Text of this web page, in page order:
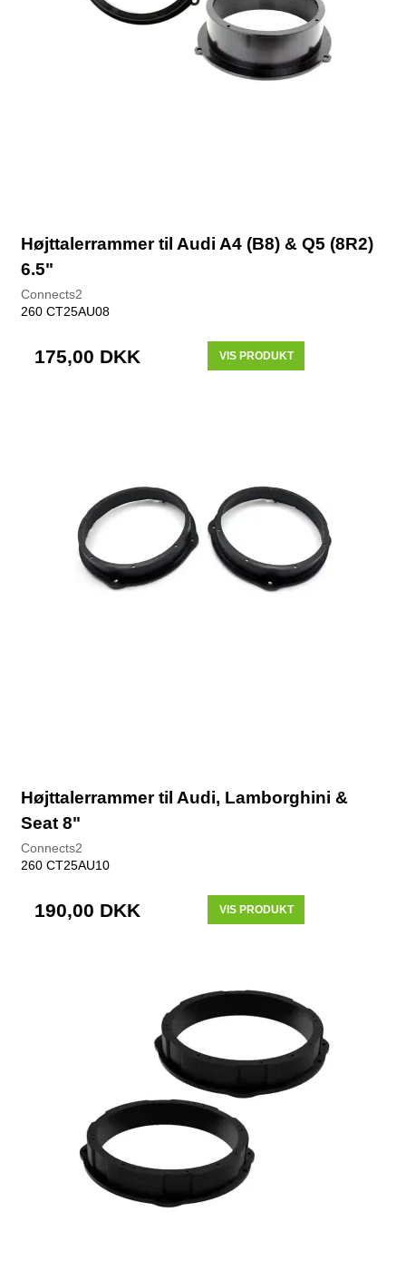
Højttalerrammer til Audi A4 (B8) & Q5 (8R2)
6.5"
Connects2
260 CT25AU08
175,00 DKK VIS PRODUKT
Højttalerrammer til Audi, Lamborghini &
Seat 8"
Connects2
260 CT25AU10
190,00 DKK VIS PRODUKT